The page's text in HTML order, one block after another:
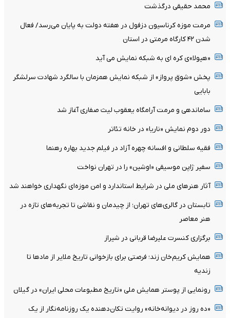
محمد حقیقی درگذشت
مرمت موزه کرناسیون دزفول در هفته دولت به پایان می‌رسد/ فعال
شدن ۴۲ کارگاه مرمتی در استان
«هیولا»ی کره ای به شبکه نمایش می آید
پخش «شوق پرواز» از شبکه نمایش همزمان با سالگرد شهادت سرلشگر
بابایی
ساماندهی و مرمت آرامگاه یعقوب لیث صفاری آغاز شد
دور دوم نمایش «ناریا» در خانه تئاتر
فقیه سلطانی و افسانه چهره آزاد در فیلم جدید بهاره رهنما
سفیر ژاپن موسیقی «اوشین» را در تهران نواخت
آثار هنرهای ملی در شرایط استاندارد و امن موزه‌ای نگهداری خواهند شد
تابستان در گالری‌های تهران؛ از چیدمان و نقاشی تا تجربه‌های تازه در
هنر معاصر
برگزاری کنسرت علیرضا قربانی در شیراز
همایش کریم‌خان زند؛ فرصتی برای بازخوانی تاریخ ملایر از مادها تا
زندیه
رونمایی از پوستر همایش ملی «تاریخ مطبوعات محلی ایران» در گیلان
«ده روز در دیوانه‌خانه» روایت تکان‌دهنده یک روزنامه‌نگار از یک